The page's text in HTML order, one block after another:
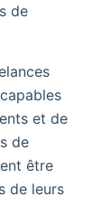
de
et de
de
être
de leurs